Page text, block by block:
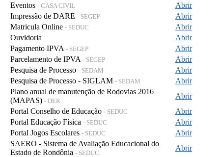
Eventos - CASA CIVIL
Abrir
Impressão de DARE - SEGEP
Abrir
Matricula Online - SEDUC
Abrir
Ouvidoria
Abrir
Pagamento IPVA - SEGEP
Abrir
Parcelamento de IPVA - SEGEP
Abrir
Pesquisa de Processo - SEDAM
Abrir
Pesquisa de Processo - SIGLAM - SEDAM
Abrir
Plano anual de manutenção de Rodovias 2016
(MAPAS) - DER
Abrir
Portal Conselho de Educação - SEDUC
Abrir
Portal Educação Física - SEDUC
Abrir
Portal Jogos Escolares - SEDUC
Abrir
SAERO - Sistema de Avaliação Educacional do
Estado de Rondônia - SEDUC
Abrir